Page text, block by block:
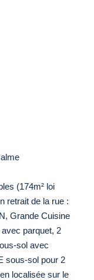
(174m² loi
retrait de la rue :
Grande Cuisine
parquet, 2
sol avec
sous-sol pour 2
localisée sur le